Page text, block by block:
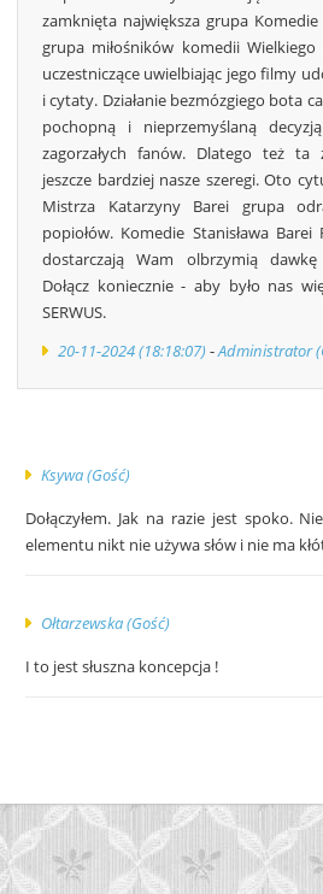
zamknięta największa grupa Komedie
grupa miłośników komedii
uczestniczące uwielbiając jego filmy
i cytaty. Działanie bezmózgiego bota
pochopną i nieprzemyślaną
zagorzałych fanów. Dlatego też ta
jeszcze bardziej nasze szeregi. Oto
Mistrza Katarzyny Barei grupa
popiołów. Komedie Stanisława
dostarczają Wam olbrzymią
Dołącz koniecznie - aby było nas
SERWUS.
20-11-2024 (18:18:07)-Administrator
Ksywa (Gość)
Dołączyłem. Jak na razie jest spoko.
elementu nikt nie używa słów i nie ma
Ołtarzewska (Gość)
I to jest słuszna koncepcja !